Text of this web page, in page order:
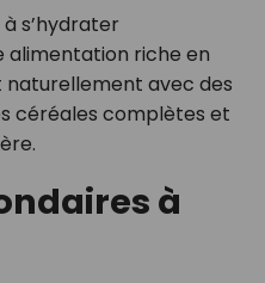
s’hydrater
alimentation riche en
avec des
céréales complètes et
à